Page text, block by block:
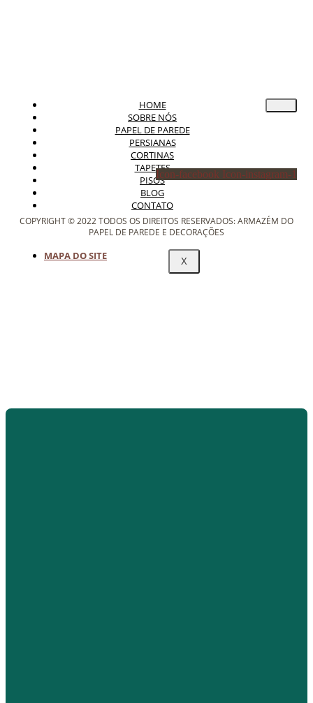
HOME
SOBRE NÓS
PAPEL DE PAREDE
PERSIANAS
CORTINAS
TAPETES
PISOS
BLOG
CONTATO
X
Icon-facebook Icon-instagram-1
COPYRIGHT © 2022 TODOS OS DIREITOS RESERVADOS: ARMAZÉM DO
PAPEL DE PAREDE E DECORAÇÕES
MAPA DO SITE